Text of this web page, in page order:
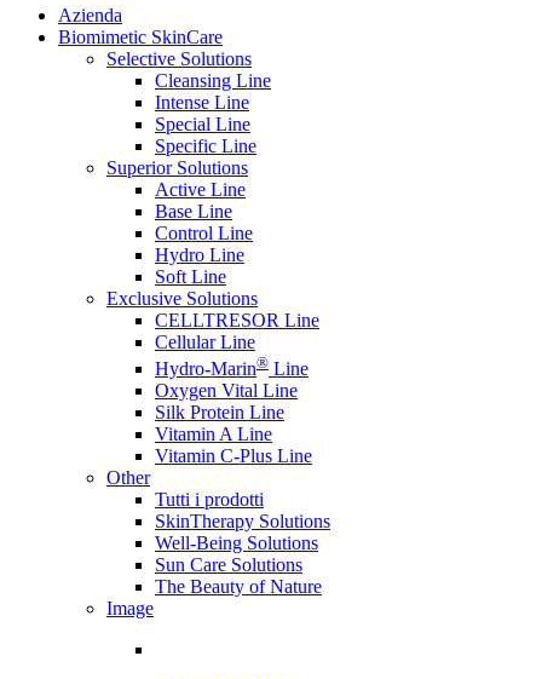
Azienda
Biomimetic SkinCare
Selective Solutions
Cleansing Line
Intense Line
Special Line
Specific Line
Superior Solutions
Active Line
Base Line
Control Line
Hydro Line
Soft Line
Exclusive Solutions
CELLTRESOR Line
Cellular Line
Hydro-Marin® Line
Oxygen Vital Line
Silk Protein Line
Vitamin A Line
Vitamin C-Plus Line
Other
Tutti i prodotti
SkinTherapy Solutions
Well-Being Solutions
Sun Care Solutions
The Beauty of Nature
Image